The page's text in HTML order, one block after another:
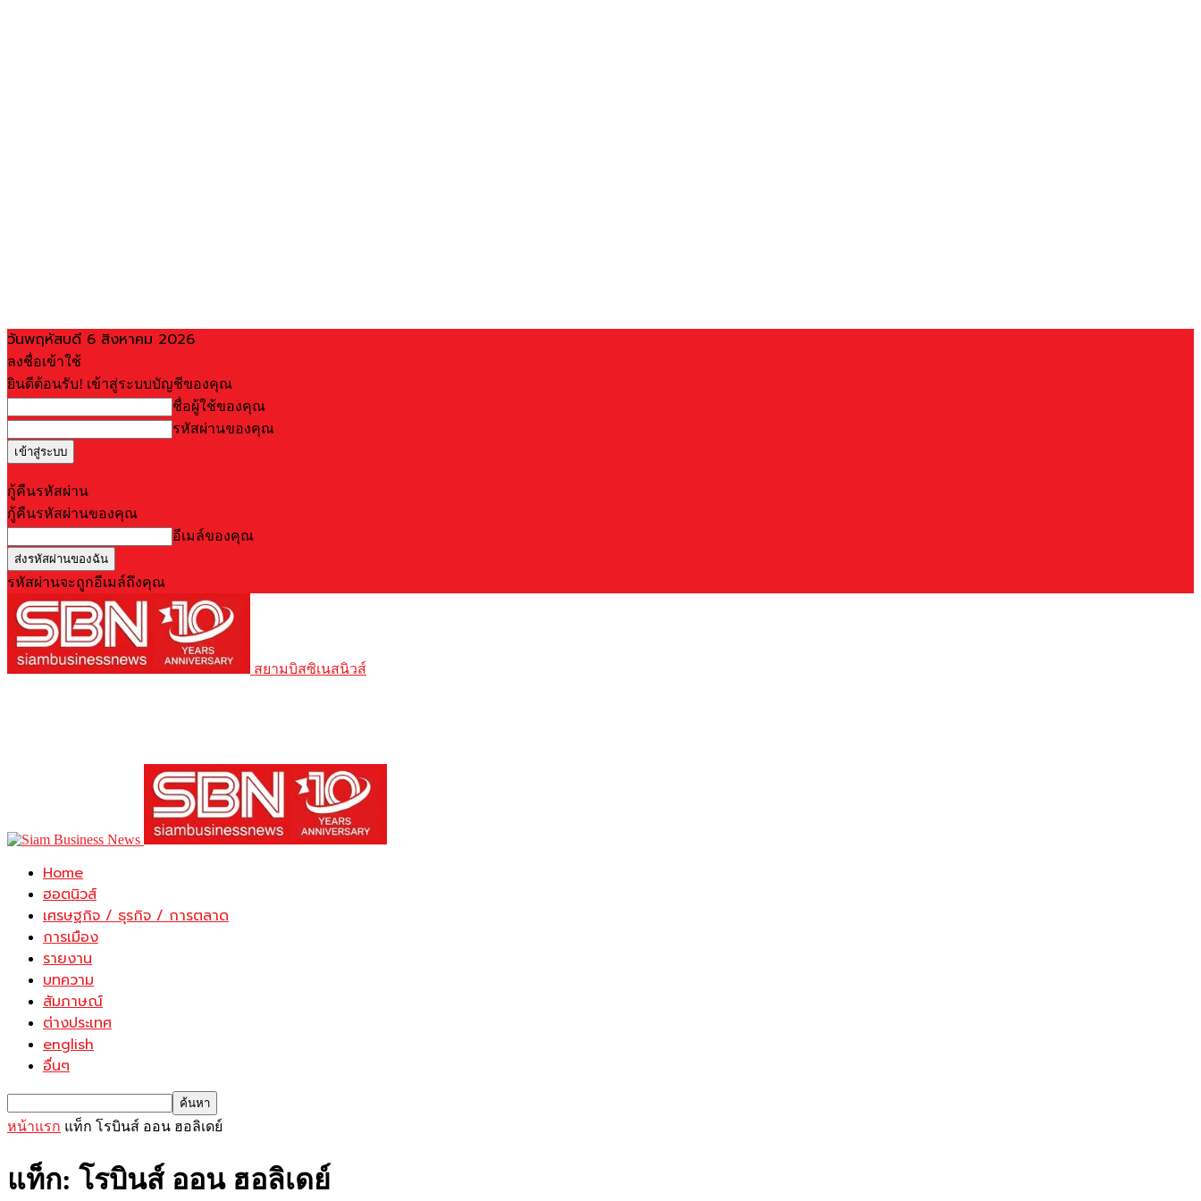
วันพฤหัสบดี 6 สิงหาคม 2026
ลงชื่อเข้าใช้
ยินดีต้อนรับ! เข้าสู่ระบบบัญชีของคุณ
ชื่อผู้ใช้ของคุณ
รหัสผ่านของคุณ
กู้คืนรหัสผ่าน
กู้คืนรหัสผ่านของคุณ
อีเมล์ของคุณ
รหัสผ่านจะถูกอีเมล์ถึงคุณ
สยามบิสซิเนสนิวส์
Home
ฮอตนิวส์
เศรษฐกิจ / ธุรกิจ / การตลาด
การเมือง
รายงาน
บทความ
สัมภาษณ์
ต่างประเทศ
english
อื่นๆ
หน้าแรก แท็ก โรบินส์ ออน ฮอลิเดย์
แท็ก: โรบินส์ ออน ฮอลิเดย์